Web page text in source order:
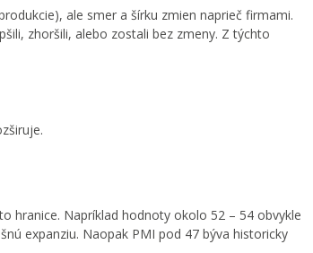
ale smer a šírku zmien naprieč firmami.
zhoršili, alebo zostali bez zmeny. Z týchto
hranice. Napríklad hodnoty okolo 52 – 54 obvykle
expanziu. Naopak PMI pod 47 býva historicky